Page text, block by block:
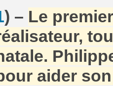
) – Le
aider